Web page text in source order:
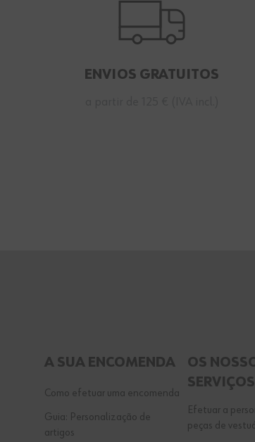
ENVIOS GRATUITOS
A SUA ENCOMENDA
Como efetuar uma encomenda
Guia: Personalização de
artigos
OS
SERVIÇOS
Efetuar a
peças de